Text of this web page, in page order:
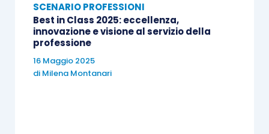
A questo link, il form per inviare la propria
candidatura.
SCENARIO PROFESSIONI
Best in Class 2025: eccellenza,
innovazione e visione al servizio della
professione
16 Maggio 2025
di Milena Montanari